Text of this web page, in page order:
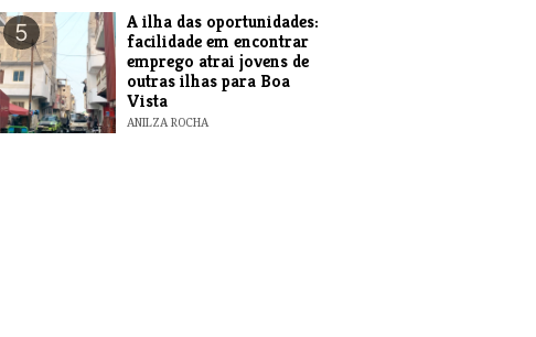
5
A ilha das oportunidades:
facilidade em encontrar
emprego atrai jovens de
outras ilhas para Boa
Vista
ANILZA ROCHA